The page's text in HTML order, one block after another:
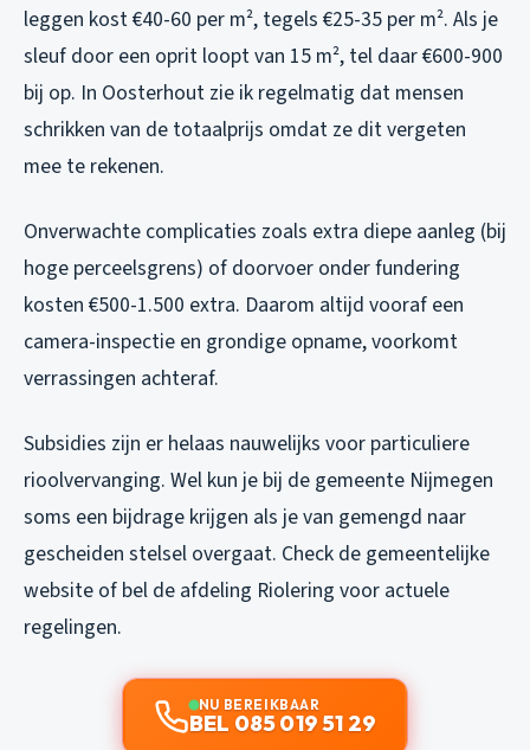
leggen kost €40-60 per m², tegels €25-35 per m². Als je
sleuf door een oprit loopt van 15 m², tel daar €600-900
bij op. In Oosterhout zie ik regelmatig dat mensen
schrikken van de totaalprijs omdat ze dit vergeten
mee te rekenen.
Onverwachte complicaties zoals extra diepe aanleg (bij
hoge perceelsgrens) of doorvoer onder fundering
kosten €500-1.500 extra. Daarom altijd vooraf een
camera-inspectie en grondige opname, voorkomt
verrassingen achteraf.
Subsidies zijn er helaas nauwelijks voor particuliere
rioolvervanging. Wel kun je bij de gemeente Nijmegen
soms een bijdrage krijgen als je van gemengd naar
gescheiden stelsel overgaat. Check de gemeentelijke
website of bel de afdeling Riolering voor actuele
regelingen.
NU BEREIKBAAR
BEL 085 019 51 29